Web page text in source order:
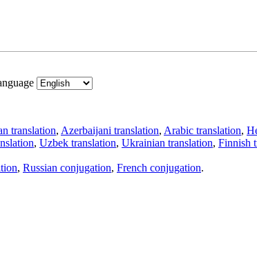
translation, Azerbaijani translation, Arabic translation,
, Uzbek translation, Ukrainian translation, Finnish
, Russian conjugation, French conjugation.